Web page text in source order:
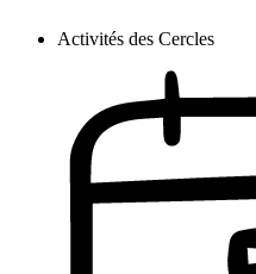
Activités des Cercles